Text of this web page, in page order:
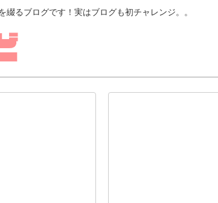
るブログです！実はブログも初チャレンジ。。